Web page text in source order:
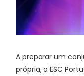
A preparar um
própria, a ESC